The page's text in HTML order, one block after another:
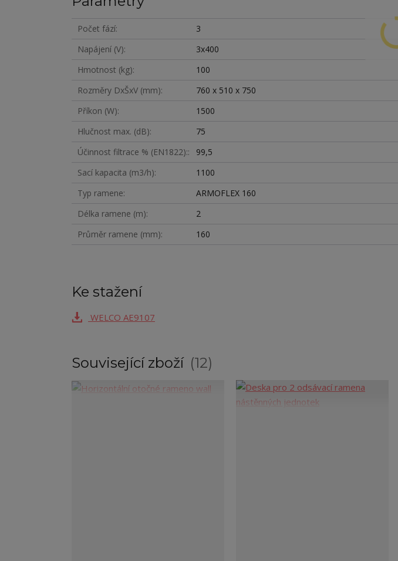
Počet fází
3
Napájení (V)
3x400
Hmotnost (kg)
100
Rozměry DxŠxV (mm)
760 x 510 x 750
Příkon (W)
1500
Hlučnost max. (dB)
75
Účinnost filtrace % (EN1822):
99,5
Sací kapacita (m3/h)
1100
Typ ramene
ARMOFLEX 160
Délka ramene (m)
2
Průměr ramene (mm)
160
Ke stažení
WELCO AE9107
Související zboží 12